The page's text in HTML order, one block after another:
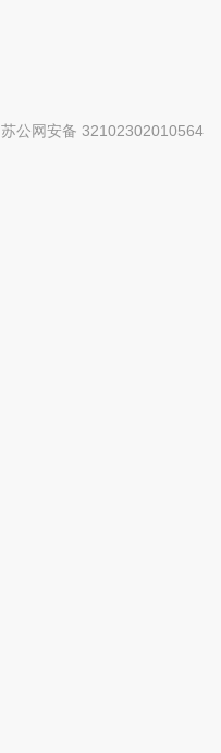
苏公网安备 32102302010564